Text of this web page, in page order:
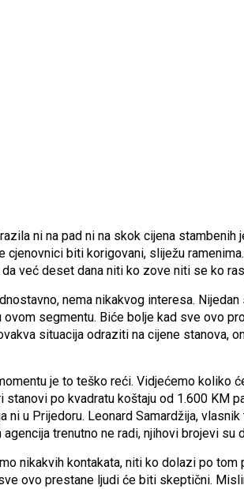
ni na pad ni na skok cijena stambenih
biti korigovani, sliježu
da već deset dana niti ko zove niti se ko
nema nikakvog interesa.
segmentu. Biće bolje kad sve ovo
situacija odraziti na cijene stanova,
je to teško reći. Vidjećemo koliko
po kvadratu koštaju od 1.600 KM
ni u Prijedoru. Leonard Samardžija,
trenutno ne radi, njihovi brojevi su
nikakvih kontakata, niti ko dolazi po
ovo prestane ljudi će biti skeptični.